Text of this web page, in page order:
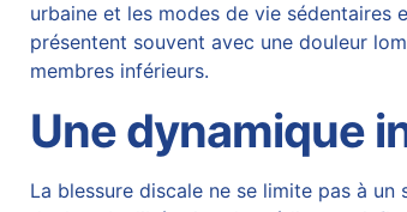
urbaine et les modes de vie
présentent souvent avec une douleur
membres inférieurs.
Une dynamique
La blessure discale ne se limite pas à